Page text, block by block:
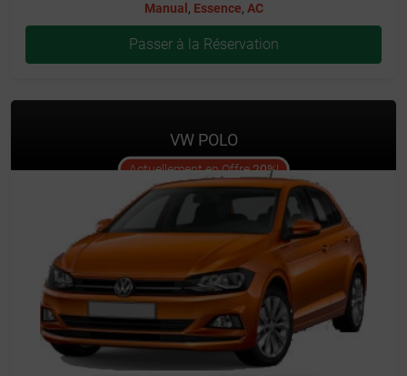
Manual , Essence, AC
Passer à la Réservation
VW POLO
Actuellement en Offre20%!offer